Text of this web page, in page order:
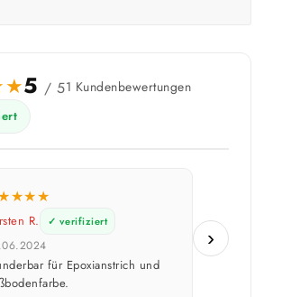
★5 / 51 Kundenbewertungen
★★★
R. ✓ verifiziert
für Epoxianstrich und
›